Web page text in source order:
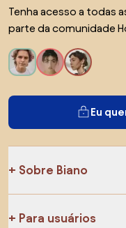
Tenha acesso a todas
parte da comunidade
Eu
Sobre Biano
Para usuários